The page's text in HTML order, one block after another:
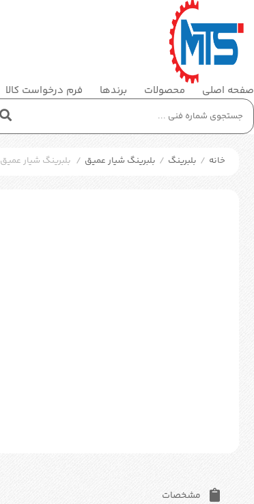
صفحه اصلی محصولات برندها فرم درخواست کالا
خانه / بلبرینگ / بلبرینگ شیار عمیق / بلبرینگ شیار عمیق NACHI 6206
مشخصات